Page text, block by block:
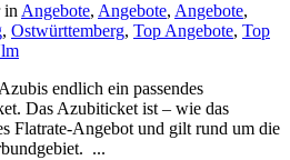
inAngebote, Angebote, Angebote,
, Ostwürttemberg, Top Angebote, Top
endlich ein passendes
Das Azubiticket ist – wie das
Flatrate-Angebot und gilt rund um die
...